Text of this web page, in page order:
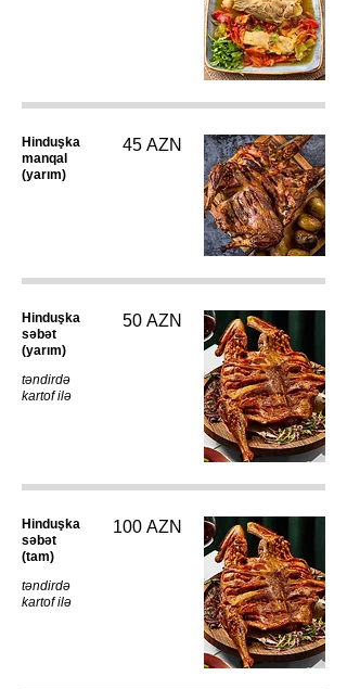
Hinduşka
manqal
(yarım)
45 AZN
Hinduşka
səbət
(yarım)
təndirdə
kartof ilə
50 AZN
Hinduşka
səbət
(tam)
təndirdə
kartof ilə
100 AZN